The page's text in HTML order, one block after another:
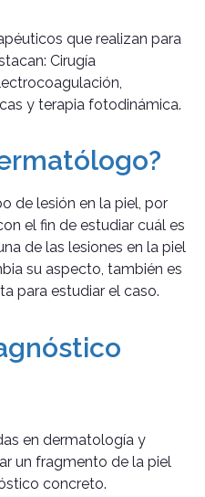
que realizan para
Cirugía
y terapia fotodinámica.
de lesión en la piel, por
el fin de estudiar cuál es
de las lesiones en la piel
su aspecto, también es
para estudiar el caso.
en dermatología y
un fragmento de la piel
concreto.